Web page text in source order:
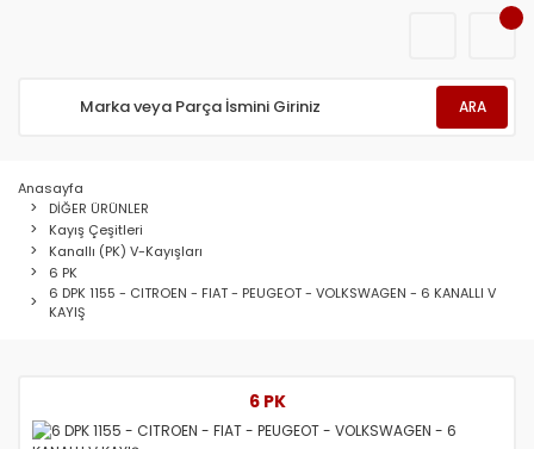
ARA
Anasayfa
DİĞER ÜRÜNLER
Kayış Çeşitleri
Kanallı (PK) V-Kayışları
6 PK
6 DPK 1155 - CITROEN - FIAT - PEUGEOT - VOLKSWAGEN - 6 KANALLI V
KAYIŞ
6 PK